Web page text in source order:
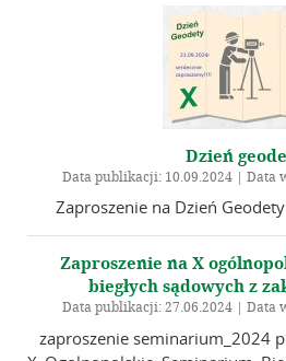
Dzień
Data publikacji: 10.09.2024 | Data
Zaproszenie na Dzień
Zaproszenie na X
biegłych sądowych z
Data publikacji: 27.06.2024 | Data
zaproszenie seminarium_2024